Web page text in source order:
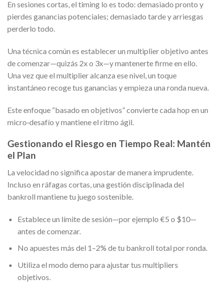
En sesiones cortas, el timing lo es todo: demasiado pronto y
pierdes ganancias potenciales; demasiado tarde y arriesgas
perderlo todo.
Una técnica común es establecer un multiplier objetivo antes
de comenzar—quizás 2x o 3x—y mantenerte firme en ello.
Una vez que el multiplier alcanza ese nivel, un toque
instantáneo recoge tus ganancias y empieza una ronda nueva.
Este enfoque “basado en objetivos” convierte cada hop en un
micro‑desafío y mantiene el ritmo ágil.
Gestionando el Riesgo en Tiempo Real: Mantén
el Plan
La velocidad no significa apostar de manera imprudente.
Incluso en ráfagas cortas, una gestión disciplinada del
bankroll mantiene tu juego sostenible.
Establece un límite de sesión—por ejemplo €5 o $10—
antes de comenzar.
No apuestes más del 1–2% de tu bankroll total por ronda.
Utiliza el modo demo para ajustar tus multipliers
objetivos.